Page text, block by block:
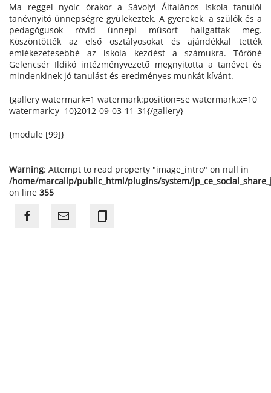
Ma reggel nyolc órakor a Sávolyi Általános Iskola tanulói
tanévnyitó ünnepségre gyülekeztek. A gyerekek, a szülők és a
pedagógusok rövid ünnepi műsort hallgattak meg.
Köszöntötték az első osztályosokat és ajándékkal tették
emlékezetesebbé az iskola kezdést a számukra. Törőné
Gelencsér Ildikó intézményvezető megnyitotta a tanévet és
mindenkinek jó tanulást és eredményes munkát kívánt.
{gallery watermark=1 watermark:position=se watermark:x=10
watermark:y=10}2012-09-03-11-31{/gallery}
{module [99]}
Warning: Attempt to read property "image_intro" on null in
/home/marcalip/public_html/plugins/system/
on line 355